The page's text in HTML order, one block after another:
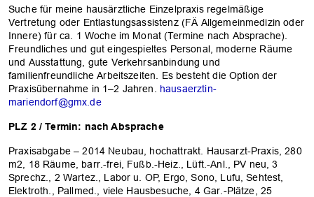
Suche für meine hausärztliche Einzelpraxis regelmäßige
Vertretung oder Entlastungsassistenz (FÄ Allgemeinmedizin oder
Innere) für ca. 1 Woche im Monat (Termine nach Absprache).
Freundliches und gut eingespieltes Personal, moderne Räume
und Ausstattung, gute Verkehrsanbindung und
familienfreundliche Arbeitszeiten. Es besteht die Option der
Praxisübernahme in 1–2 Jahren. hausaerztin-
mariendorf@gmx.de
PLZ 2 / Termin: nach Absprache
Praxisabgabe – 2014 Neubau, hochattrakt. Hausarzt-Praxis, 280
m2, 18 Räume, barr.-frei, Fußb.-Heiz., Lüft.-Anl., PV neu, 3
Sprechz., 2 Wartez., Labor u. OP, Ergo, Sono, Lufu, Sehtest,
Elektroth., Pallmed., viele Hausbesuche, 4 Gar.-Plätze, 25